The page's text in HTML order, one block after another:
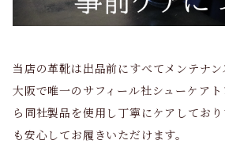
当店の革靴は出品前にすべてメンテナン
大阪で唯一のサフィール社シューケア
ら同社製品を使用し丁寧にケアしてお
も安心してお履きいただけます。